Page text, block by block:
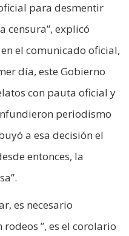
para desmentir
censura”, explicó
el comunicado oficial,
día, este Gobierno
con pauta oficial y
periodismo
a esa decisión el
entonces, la
es necesario
”, es el corolario